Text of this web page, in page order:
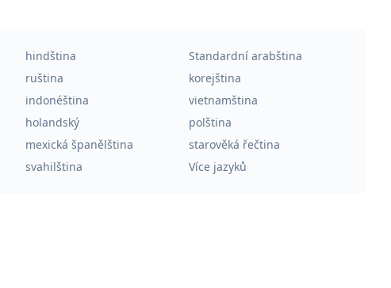
hindština
Standardní arabština
ruština
korejština
indonéština
vietnamština
holandský
polština
mexická španělština
starověká řečtina
svahilština Více jazyků